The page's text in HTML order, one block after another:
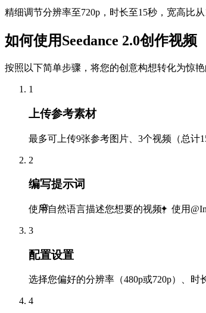
🌸 ✦
精细调节分辨率至720p，时长至15秒，宽高比
如何使用Seedance 2.0创作视频
按照以下简单步骤，将您的创意构想转化为惊
1
上传参考素材
最多可上传9张参考图片、3个视频（总计
2
编写提示词
使用自然语言描述您想要的视频。使用
3
配置设置
选择您偏好的分辨率（480p或720p）、时
4